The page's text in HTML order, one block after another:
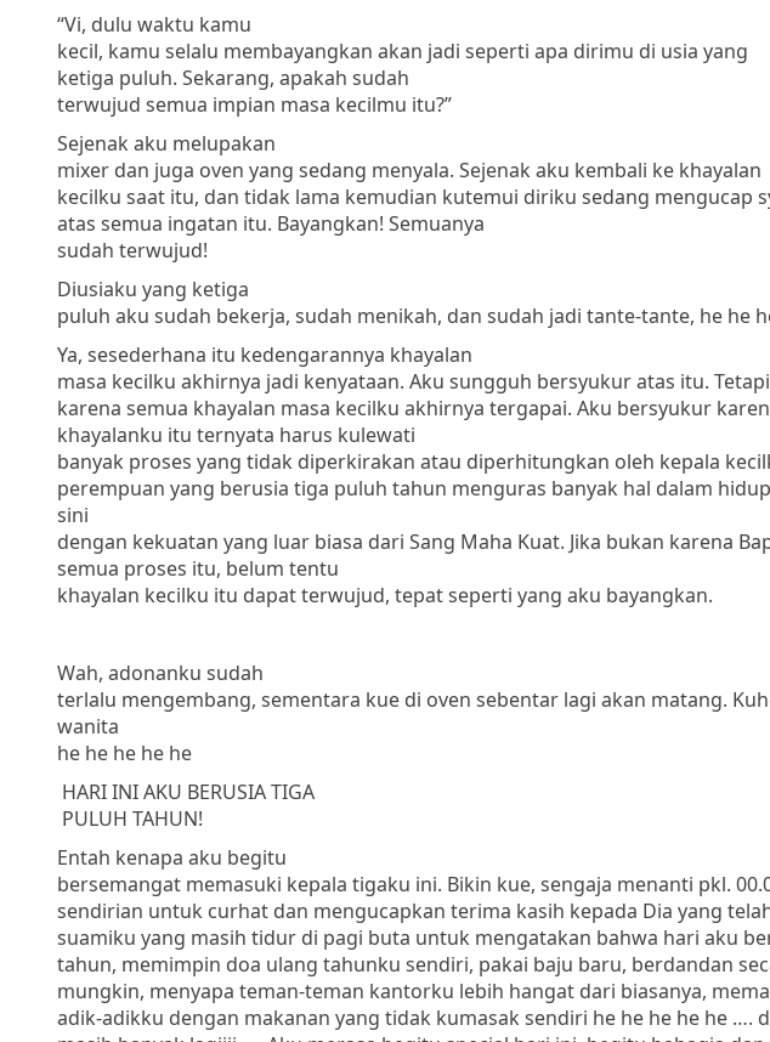
“Vi, dulu waktu kamu
kecil, kamu selalu membayangkan akan jadi seperti apa dirimu di usia yang
ketiga puluh. Sekarang, apakah sudah
terwujud semua impian masa kecilmu itu?”
Sejenak aku melupakan
mixer dan juga oven yang sedang menyala. Sejenak aku kembali ke khayalan
kecilku saat itu, dan tidak lama kemudian kutemui diriku sedang mengucap
atas semua ingatan itu. Bayangkan! Semuanya
sudah terwujud!
Diusiaku yang ketiga
puluh aku sudah bekerja, sudah menikah, dan sudah jadi tante-tante, he he
Ya, sesederhana itu kedengarannya khayalan
masa kecilku akhirnya jadi kenyataan. Aku sungguh bersyukur atas itu.
karena semua khayalan masa kecilku akhirnya tergapai. Aku bersyukur
khayalanku itu ternyata harus kulewati
banyak proses yang tidak diperkirakan atau diperhitungkan oleh kepala
perempuan yang berusia tiga puluh tahun menguras banyak hal dalam
sini
dengan kekuatan yang luar biasa dari Sang Maha Kuat. Jika bukan karena
semua proses itu, belum tentu
khayalan kecilku itu dapat terwujud, tepat seperti yang aku bayangkan.
Wah, adonanku sudah
terlalu mengembang, sementara kue di oven sebentar lagi akan matang.
wanita
he he he he he
HARI INI AKU BERUSIA TIGA
PULUH TAHUN!
Entah kenapa aku begitu
bersemangat memasuki kepala tigaku ini. Bikin kue, sengaja menanti pkl.
sendirian untuk curhat dan mengucapkan terima kasih kepada Dia yang
suamiku yang masih tidur di pagi buta untuk mengatakan bahwa hari aku
tahun, memimpin doa ulang tahunku sendiri, pakai baju baru, berdandan
mungkin, menyapa teman-teman kantorku lebih hangat dari biasanya,
adik-adikku dengan makanan yang tidak kumasak sendiri he he he he he ….